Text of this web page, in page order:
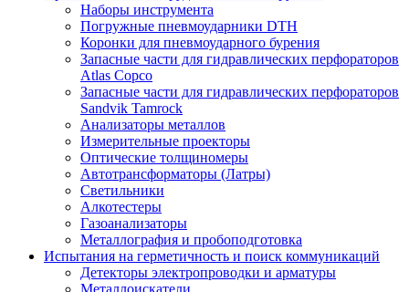
Наборы инструмента
Погружные пневмоударники DTH
Коронки для пневмоударного бурения
Запасные части для гидравлических перфораторов
Atlas Copco
Запасные части для гидравлических перфораторов
Sandvik Tamrock
Анализаторы металлов
Измерительные проекторы
Оптические толщиномеры
Автотрансформаторы (Латры)
Светильники
Алкотестеры
Газоанализаторы
Металлография и пробоподготовка
Испытания на герметичность и поиск коммуникаций
Детекторы электропроводки и арматуры
Металлоискатели